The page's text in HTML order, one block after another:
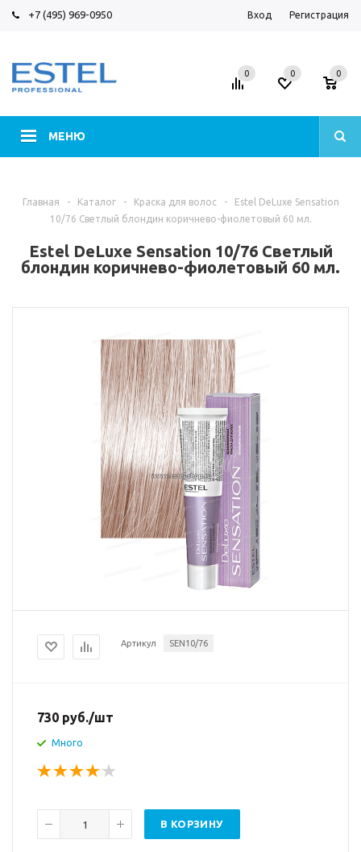
+7 (495) 969-0950 Вход Регистрация
МЕНЮ
0 0 0
Главная - Каталог - Краска для волос -
Estel DeLuxe Sensation
10/76 Cветлый блондин коричнево-фиолетовый 60 мл.
Estel DeLuxe Sensation 10/76 Cветлый
блондин коричнево-фиолетовый 60 мл.
Артикул SEN10/76
730 руб./шт
Много
В КОРЗИНУ